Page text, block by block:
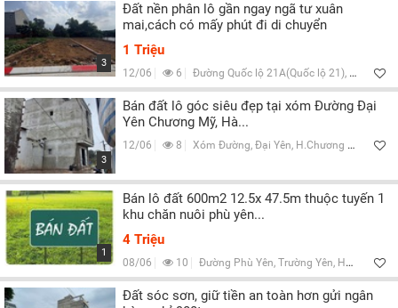
3
Đất nền phân lô gần ngay ngã tư xuân
mai,cách có mấy phút đi di chuyển
1 Triệu
12/06 6 Đường Quốc lộ 21A(Quốc lộ 21), Xuân Mai, Hà Nội
3
Bán đất lô góc siêu đẹp tại xóm Đường Đại
Yên Chương Mỹ, Hà...
12/06 8 Xóm Đường, Đại Yên, H.Chương Mỹ, Hà Nội
1
Bán lô đất 600m2 12.5x 47.5m thuộc tuyến 1
khu chăn nuôi phù yên...
4 Triệu
08/06 10 Đường Phù Yên, Trường Yên, Hà Nội
Đất sóc sơn, giữ tiền an toàn hơn gửi ngân